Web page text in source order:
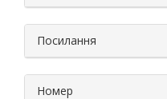
Посилання
Номер